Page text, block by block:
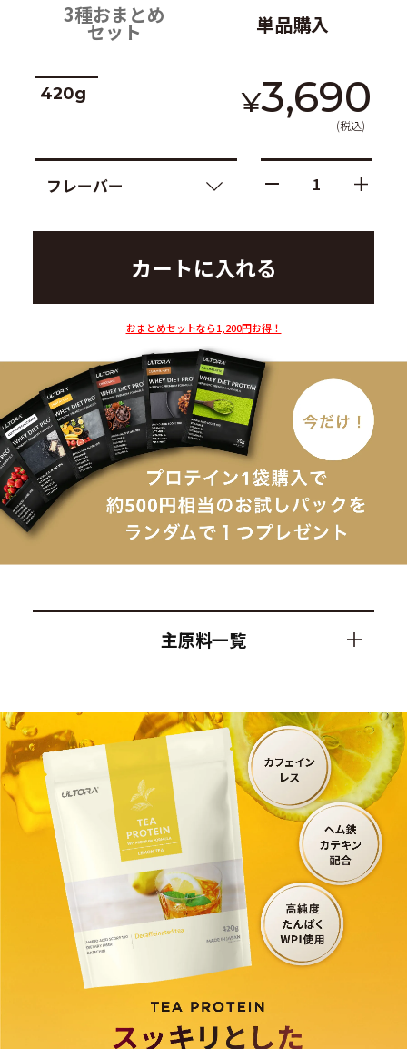
3種おまとめ
セット 単品購入
420g ¥3,690
(税込)
1
おまとめセットなら1,200円お得！
主原料一覧